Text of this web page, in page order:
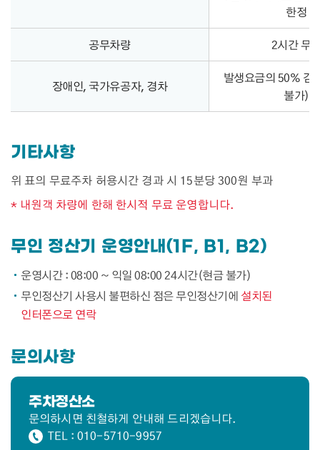
한정
공무차량
2시간 무
장애인, 국가유공자, 경차
발생요금의 50% 감
불가)
기타사항
위 표의 무료주차 허용시간 경과 시 15분당 300원 부과
* 내원객 차량에 한해 한시적 무료 운영합니다.
무인 정산기 운영안내(1F, B1, B2)
운영시간 : 08:00 ~ 익일 08:00 24시간(현금 불가)
무인정산기 사용시 불편하신 점은 무인정산기에 설치된
인터폰으로 연락
문의사항
주차정산소
문의하시면 친철하게 안내해 드리겠습니다.
TEL : 010-5710-9957